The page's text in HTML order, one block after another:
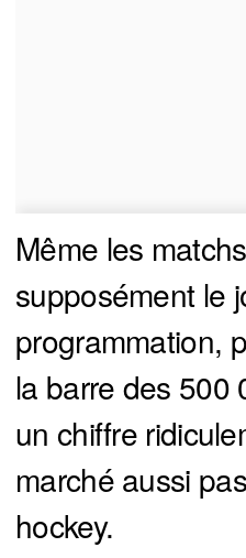
Même les
supposément le
programmation,
la barre des 500
un chiffre
marché aussi
hockey.